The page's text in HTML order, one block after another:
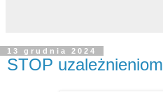
13 grudnia 2024
STOP uzależnieniom